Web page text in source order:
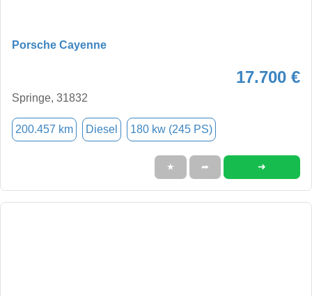
Porsche Cayenne
17.700 €
Springe, 31832
200.457 km Diesel 180 kw (245 PS)
★ ➦ ➜